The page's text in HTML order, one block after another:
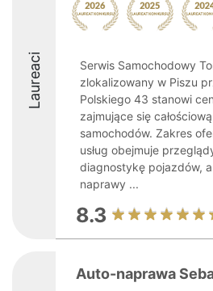
Laureaci
Serwis Samochodowy
zlokalizowany w Piszu
Polskiego 43 stanowi
zajmujące się
samochodów. Zakres
usług obejmuje
diagnostykę pojazdów,
naprawy ...
8.3
Auto-naprawa